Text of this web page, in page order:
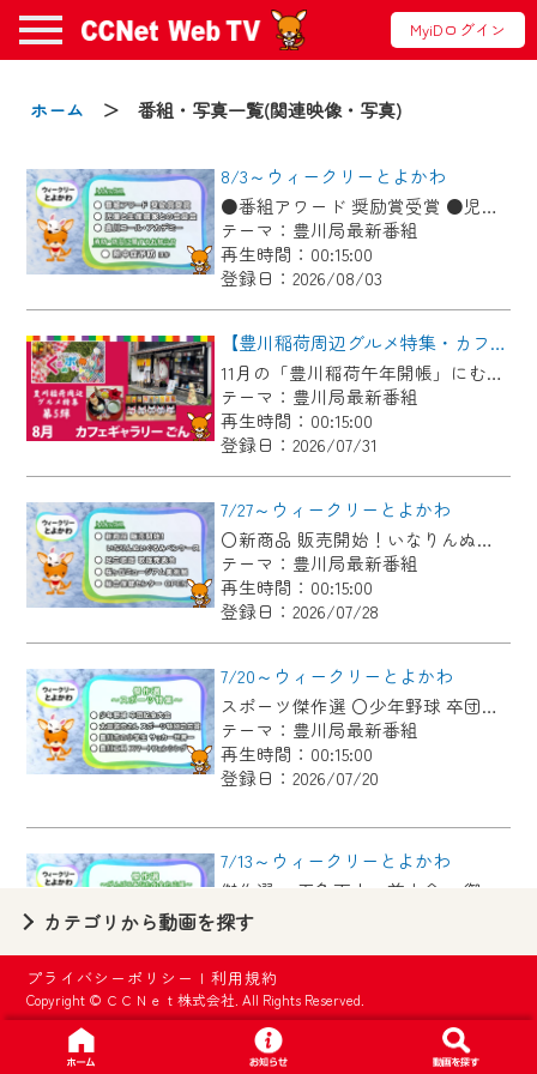
MyiDログイン
ホーム ＞ 番組・写真一覧(関連映像・写真)
8/3～ウィークリーとよかわ
●番組アワード 奨励賞受賞 ●児童と生産農家との会食会 ●豊川コール・アカデミー ●消防・防災に関するお知らせ「熱中症予防」ほか
テーマ：豊川局最新番組
再生時間：00:15:00
登録日：2026/08/03
【豊川稲荷周辺グルメ特集・カフェギャラリーごん】Cちゃんのぐるめポケット
11月の「豊川稲荷午年開帳」にむけて、毎月豊川稲荷周辺のグルメを紹介します！ 今回は狐のグッズや縁起物を展示＆販売している古民家カフェ！自慢のお狐ぜんざいやお狐メニューが食べられます♪
テーマ：豊川局最新番組
再生時間：00:15:00
登録日：2026/07/31
7/27～ウィークリーとよかわ
〇新商品 販売開始！いなりんぬいぐるみペンケース 〇足立歌謡 歌謡発表会 〇桜ヶ丘ミュージアム美術展 〇総合保健センター OPEN
テーマ：豊川局最新番組
再生時間：00:15:00
登録日：2026/07/28
7/20～ウィークリーとよかわ
スポーツ傑作選 〇少年野球 卒団記念大会 〇太田敦也さん スポーツ特別功労賞 〇豊川市の小学生 サッカー世界一 〇豊川工科 スマートフェンシング
テーマ：豊川局最新番組
再生時間：00:15:00
登録日：2026/07/20
7/13～ウィークリーとよかわ
テーマ：豊川局最新番組
再生時間：00:15:00
登録日：2026/07/13
7/6～ウィークリーとよかわ
カテゴリから動画を探す
プライバシーポリシー |利用規約
Copyright © ＣＣＮｅｔ株式会社. All Rights Reserved.
お知らせ
2024/09/02
動画配信サービス『CCNet Web TV』は2024
年9月24日からリニューアルします！
【変更点】
◆デザイン変更により、お住まいの地域
の動画コンテンツが一目瞭然。
◆当社アプリやＰＣブラウザから、いつ
でも・どこでも・外出先でも！
CCNetサービスエリア20市町の地域情報
番組をご視聴いただけます！
【ご注意】
2024年9月24日からはご加入者様へのサー
ビス向上のため、
『CCNet Web TV』を利用いただくには、
一部コンテンツを除き、
CCNetサービスへの加入と『CCNetマイ
ページ※』へのログインが必要となりま
す。
いたします。
要となります。
※MyIDとは、CCNet Web TVを含むCCNetの
各種サービスをご利用頂くためのIDです。
IDはお客様が使っているメールアドレス
で設定できます。